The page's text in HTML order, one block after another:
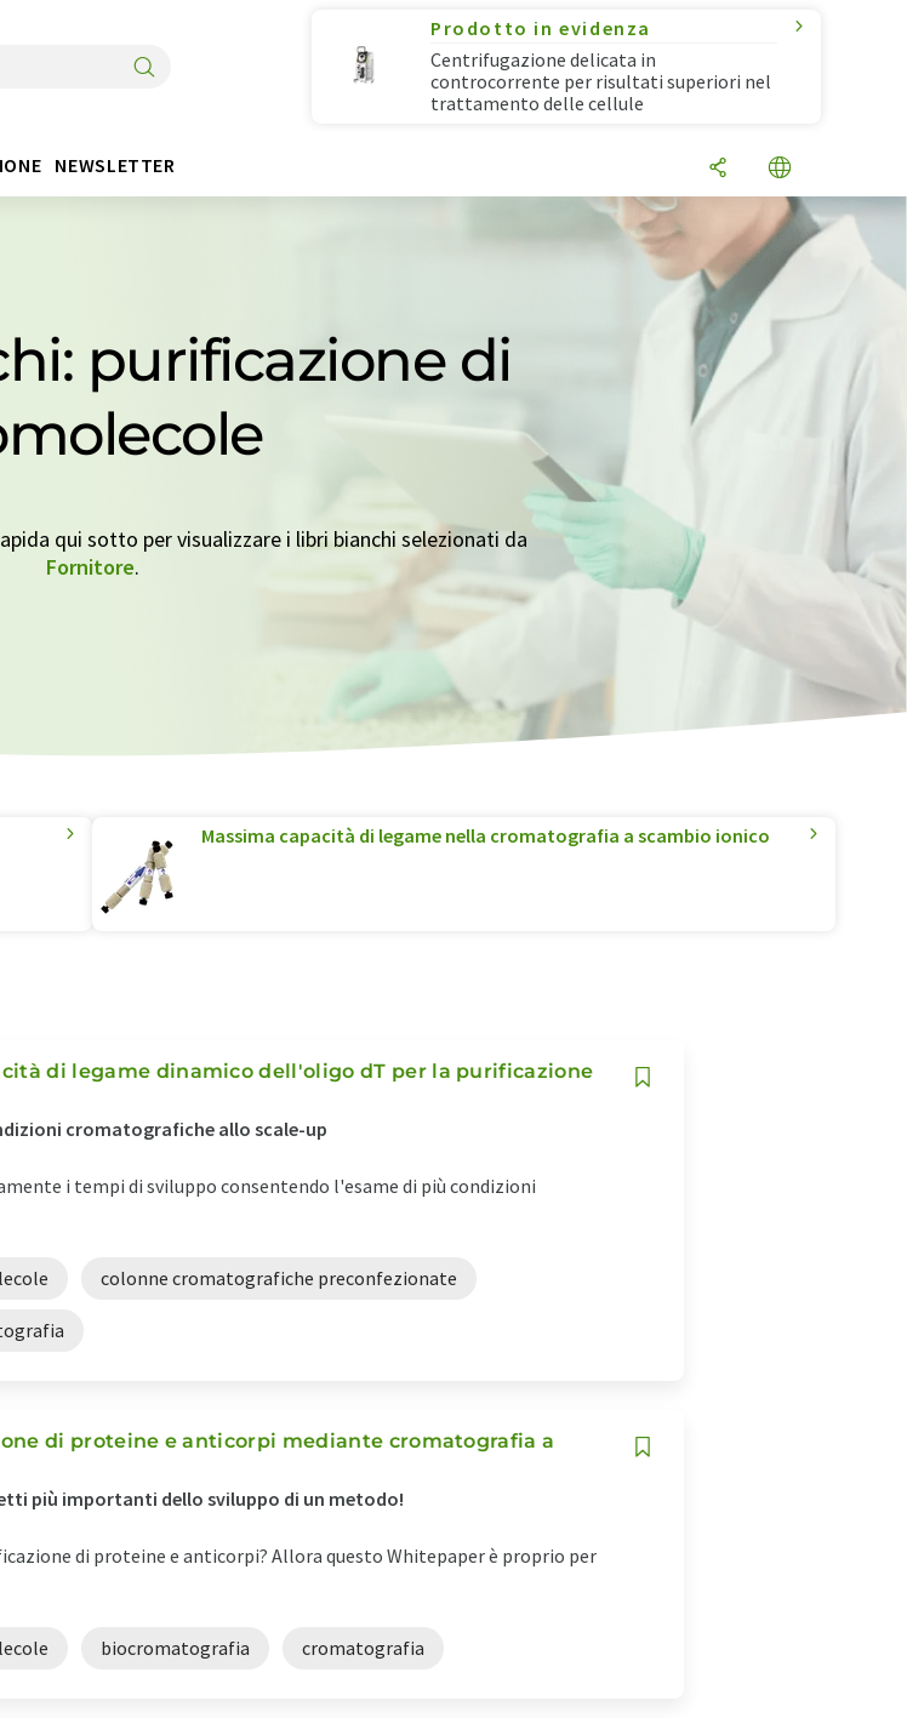
Prodotto in evidenza
Centrifugazione delicata in
controcorrente per risultati superiori nel
trattamento delle cellule
NEWSLETTER
purificazione di
qui sotto per visualizzare i libri bianchi selezionati da
Fornitore.
Massima capacità di legame nella cromatografia a scambio ionico
di legame dinamico dell'oligo dT per la purificazione
cromatografiche allo scale-up
i tempi di sviluppo consentendo l'esame di più condizioni
colonne cromatografiche preconfezionate
di proteine e anticorpi mediante cromatografia a
più importanti dello sviluppo di un metodo!
di proteine e anticorpi? Allora questo Whitepaper è proprio per
biocromatografia cromatografia